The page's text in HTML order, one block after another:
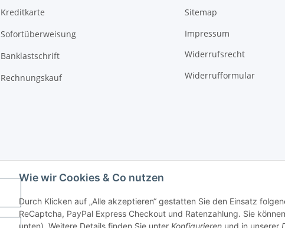
Wie wir Cookies & Co nutzen
Durch Klicken auf „Alle akzeptieren“ gestatten Sie den Einsatz
ReCaptcha, PayPal Express Checkout und Ratenzahlung. Sie
unten). Weitere Details finden Sie unter Konfigurieren und in unserer
Kreditkarte
Sofortüberweisung
Banklastschrift
Rechnungskauf
Sitemap
Impressum
Widerrufsrecht
Widerrufformular